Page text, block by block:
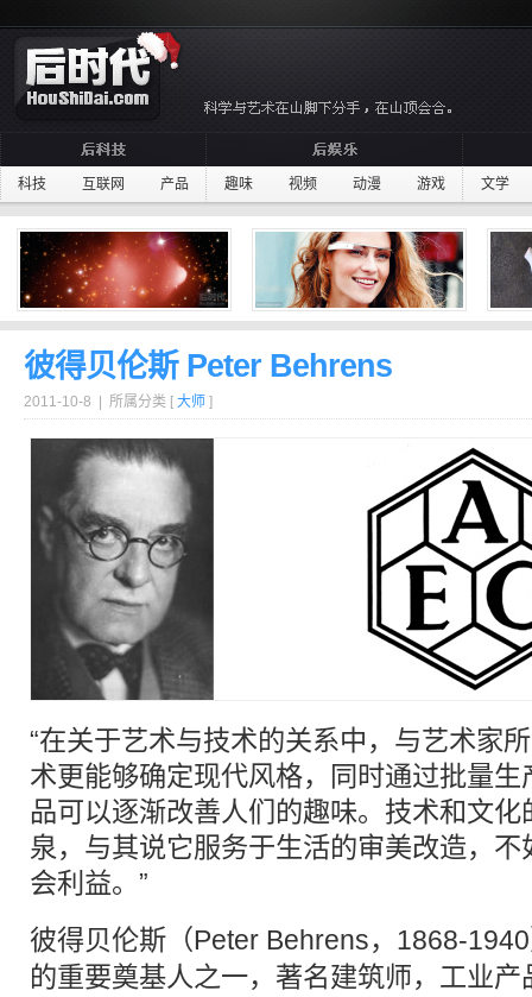
科技 互联网 产品 趣味 视频 动漫 游戏 文学
彼得贝伦斯 Peter Behrens
2011-10-8 | 所属分类 [ 大师 ]
“在关于艺术与技术的关系中，与艺术家
术更能够确定现代风格，同时通过批量
品可以逐渐改善人们的趣味。技术和文
泉，与其说它服务于生活的审美改造，
会利益。”
彼得贝伦斯（Peter Behrens，1868-
的重要奠基人之一，著名建筑师， 工业产